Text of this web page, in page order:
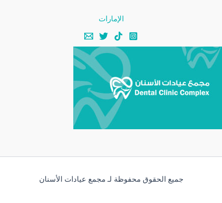
الإمارات
جميع الحقوق محفوظة لـ مجمع عيادات الأسنان